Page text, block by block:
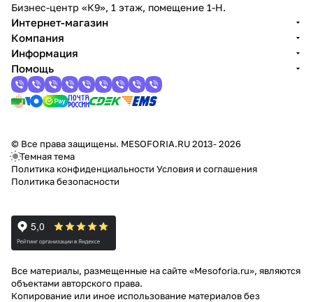
Бизнес-центр «К9», 1 этаж, помещение 1-Н.
Интернет-магазин
Компания
Информация
Помощь
© Все права защищены. MESOFORIA.RU 2013- 2026
Темная тема
Политика конфиденциальности Условия и соглашения
Политика безопасности
Все материалы, размещенные на сайте «Mesoforia.ru», являются
объектами авторского права.
Копирование или иное использование материалов без